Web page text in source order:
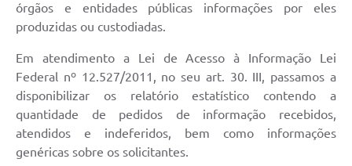
órgãos e entidades públicas informações por eles
produzidas ou custodiadas.
Em atendimento a Lei de Acesso à Informação Lei
Federal nº 12.527/2011, no seu art. 30. III, passamos a
disponibilizar os relatório estatístico contendo a
quantidade de pedidos de informação recebidos,
atendidos e indeferidos, bem como informações
genéricas sobre os solicitantes.